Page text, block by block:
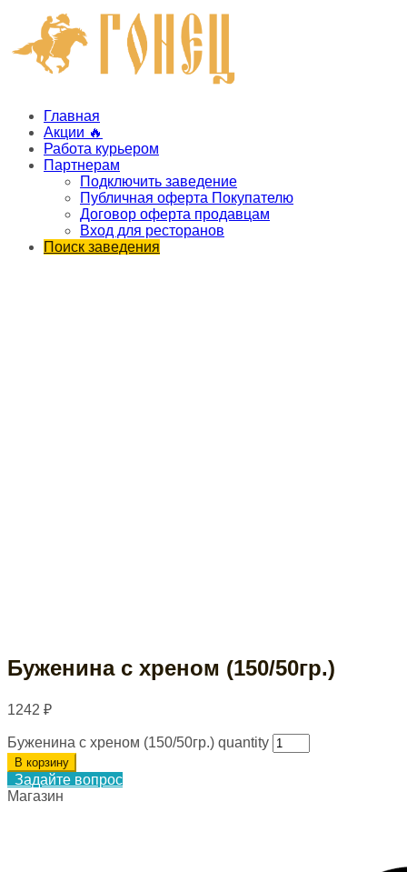
Главная
Акции 🔥
Работа курьером
Партнерам
Подключить заведение
Публичная оферта Покупателю
Договор оферта продавцам
Вход для ресторанов
Поиск заведения
Буженина с хреном (150/50гр.)
1242 ₽
Буженина с хреном (150/50гр.) quantity
В корзину
Задайте вопрос
Магазин